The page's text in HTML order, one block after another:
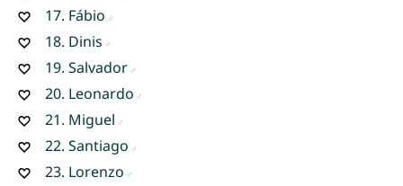
17. Fábio
18. Dinis
19. Salvador
20. Leonardo
21. Miguel
22. Santiago
23. Lorenzo